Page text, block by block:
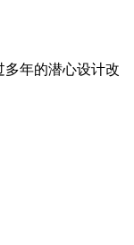
年的潜心设计改